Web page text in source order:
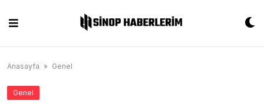
content
Anasayfa » Genel
Genel